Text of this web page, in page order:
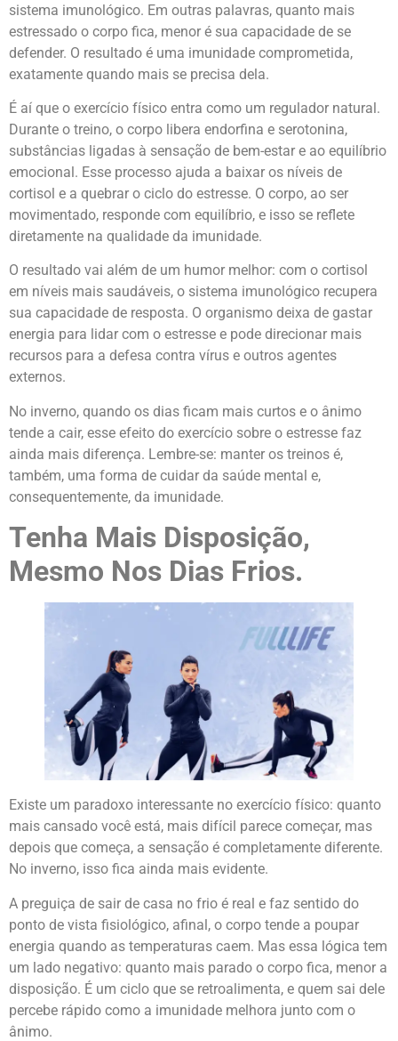
sistema imunológico. Em outras palavras, quanto mais
estressado o corpo fica, menor é sua capacidade de se
defender. O resultado é uma imunidade comprometida,
exatamente quando mais se precisa dela.
É aí que o exercício físico entra como um regulador natural.
Durante o treino, o corpo libera endorfina e serotonina,
substâncias ligadas à sensação de bem-estar e ao equilíbrio
emocional. Esse processo ajuda a baixar os níveis de
cortisol e a quebrar o ciclo do estresse. O corpo, ao ser
movimentado, responde com equilíbrio, e isso se reflete
diretamente na qualidade da imunidade.
O resultado vai além de um humor melhor: com o cortisol
em níveis mais saudáveis, o sistema imunológico recupera
sua capacidade de resposta. O organismo deixa de gastar
energia para lidar com o estresse e pode direcionar mais
recursos para a defesa contra vírus e outros agentes
externos.
No inverno, quando os dias ficam mais curtos e o ânimo
tende a cair, esse efeito do exercício sobre o estresse faz
ainda mais diferença. Lembre-se: manter os treinos é,
também, uma forma de cuidar da saúde mental e,
consequentemente, da imunidade.
Tenha Mais Disposição,
Mesmo Nos Dias Frios.
Existe um paradoxo interessante no exercício físico: quanto
mais cansado você está, mais difícil parece começar, mas
depois que começa, a sensação é completamente diferente.
No inverno, isso fica ainda mais evidente.
A preguiça de sair de casa no frio é real e faz sentido do
ponto de vista fisiológico, afinal, o corpo tende a poupar
energia quando as temperaturas caem. Mas essa lógica tem
um lado negativo: quanto mais parado o corpo fica, menor a
disposição. É um ciclo que se retroalimenta, e quem sai dele
percebe rápido como a imunidade melhora junto com o
ânimo.